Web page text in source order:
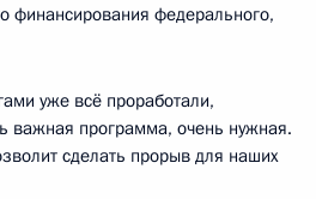
финансирования федерального,
уже всё проработали,
важная программа, очень нужная.
сделать прорыв для наших